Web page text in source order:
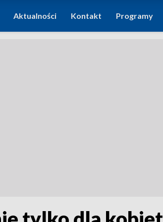
Aktualności Kontakt Programy